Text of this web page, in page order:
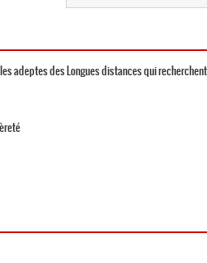
adeptes des Longues distances qui